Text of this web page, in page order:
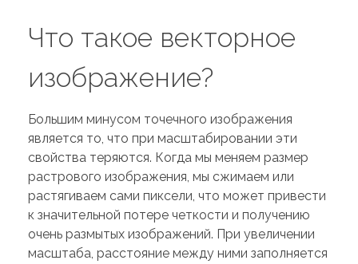
Что такое векторное
изображение?
Большим минусом точечного изображения
является то, что при масштабировании эти
свойства теряются. Когда мы меняем размер
растрового изображения, мы сжимаем или
растягиваем сами пиксели, что может привести
к значительной потере четкости и получению
очень размытых изображений. При увеличении
масштаба, расстояние между ними заполняется